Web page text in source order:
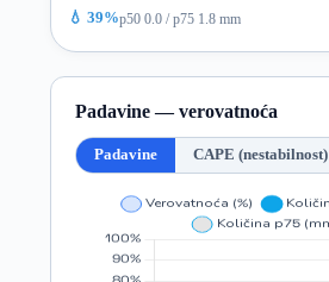
💧 39%p50 0.0 / p75 1.8 mm
Padavine — verovatnoća
Padavine CAPE (nestabilnost)